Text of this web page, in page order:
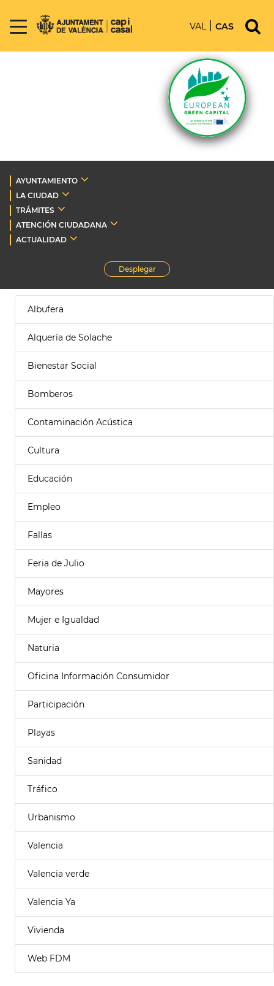
VAL CAS
AYUNTAMIENTO
LA CIUDAD
TRÁMITES
ATENCIÓN CIUDADANA
ACTUALIDAD
Desplegar
Albufera
Alquería de Solache
Bienestar Social
Bomberos
Contaminación Acústica
Cultura
Educación
Empleo
Fallas
Feria de Julio
Mayores
Mujer e Igualdad
Naturia
Oficina Información Consumidor
Participación
Playas
Sanidad
Tráfico
Urbanismo
Valencia
Valencia verde
Valencia Ya
Vivienda
Web FDM